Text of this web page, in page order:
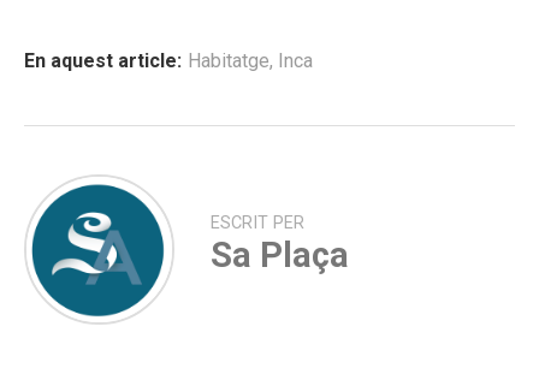
En aquest article: Habitatge, Inca
ESCRIT PER
Sa Plaça